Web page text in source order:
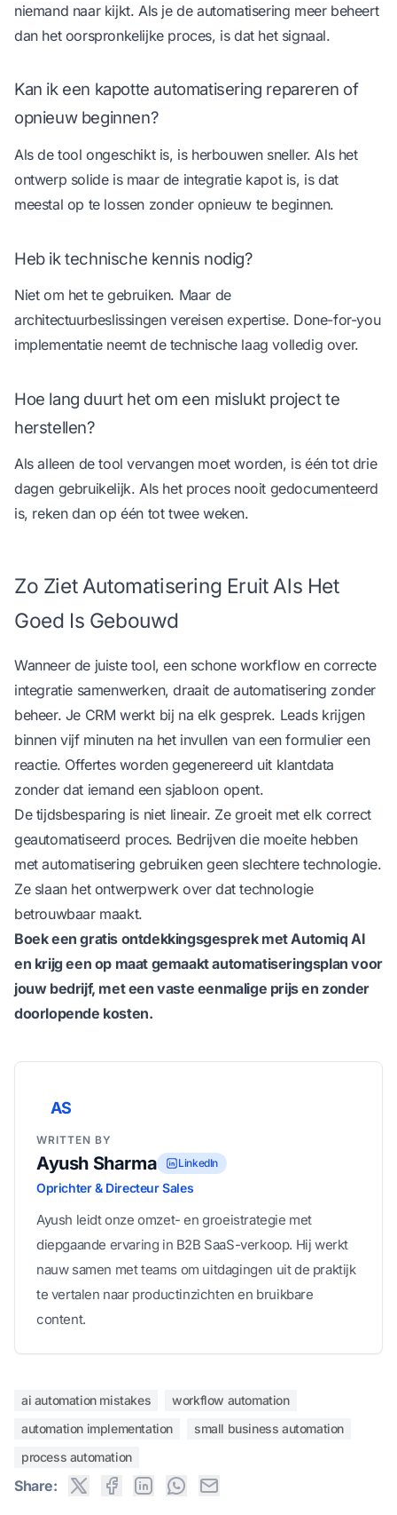
niemand naar kijkt. Als je de automatisering meer beheert
dan het oorspronkelijke proces, is dat het signaal.
Kan ik een kapotte automatisering repareren of
opnieuw beginnen?
Als de tool ongeschikt is, is herbouwen sneller. Als het
ontwerp solide is maar de integratie kapot is, is dat
meestal op te lossen zonder opnieuw te beginnen.
Heb ik technische kennis nodig?
Niet om het te gebruiken. Maar de
architectuurbeslissingen vereisen expertise. Done-for-you
implementatie neemt de technische laag volledig over.
Hoe lang duurt het om een mislukt project te
herstellen?
Als alleen de tool vervangen moet worden, is één tot drie
dagen gebruikelijk. Als het proces nooit gedocumenteerd
is, reken dan op één tot twee weken.
Zo Ziet Automatisering Eruit Als Het
Goed Is Gebouwd
Wanneer de juiste tool, een schone workflow en correcte
integratie samenwerken, draait de automatisering zonder
beheer. Je CRM werkt bij na elk gesprek. Leads krijgen
binnen vijf minuten na het invullen van een formulier een
reactie. Offertes worden gegenereerd uit klantdata
zonder dat iemand een sjabloon opent.
De tijdsbesparing is niet lineair. Ze groeit met elk correct
geautomatiseerd proces. Bedrijven die moeite hebben
met automatisering gebruiken geen slechtere technologie.
Ze slaan het ontwerpwerk over dat technologie
betrouwbaar maakt.
Boek een gratis ontdekkingsgesprek metAutomiq AI
en krijg een op maat gemaakt automatiseringsplan voor
jouw bedrijf, met een vaste eenmalige prijs en zonder
doorlopende kosten.
AS
WRITTEN BY
Ayush Sharma LinkedIn
Oprichter & Directeur Sales
Ayush leidt onze omzet- en groeistrategie met
diepgaande ervaring in B2B SaaS-verkoop. Hij werkt
nauw samen met teams om uitdagingen uit de praktijk
te vertalen naar productinzichten en bruikbare
content.
ai automation mistakes
workflow automation
automation implementation
small business automation
process automation
Share: